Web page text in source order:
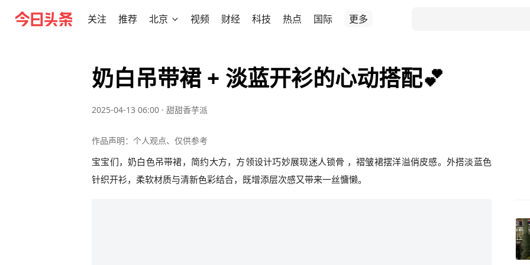
关注 推荐 北京 视频 财经 科技 热点 国际 更多
奶白吊带裙 + 淡蓝开衫的心动搭配💕
2025-04-13 06:00 · 甜甜香芋派
作品声明：个人观点、仅供参考
宝宝们，奶白色吊带裙，简约大方，方领设计巧妙展现迷人锁骨 ，褶皱裙摆洋溢俏皮感。外搭淡蓝色
针织开衫，柔软材质与清新色彩结合，既增添层次感又带来一丝慵懒。